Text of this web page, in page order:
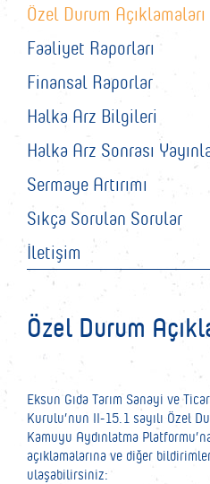
Özel Durum
Eksun Gıda Tarım Sanayi ve
Kurulu’nun II-15.1 sayılı Özel
Kamuyu Aydınlatma
açıklamalarına ve diğer
ulaşabilirsiniz:
Özel Durum Açıklamaları
Faaliyet Raporları
Finansal Raporlar
Halka Arz Bilgileri
Halka Arz Sonrası
Sermaye Artırımı
Sıkça Sorulan Sorular
İletişim